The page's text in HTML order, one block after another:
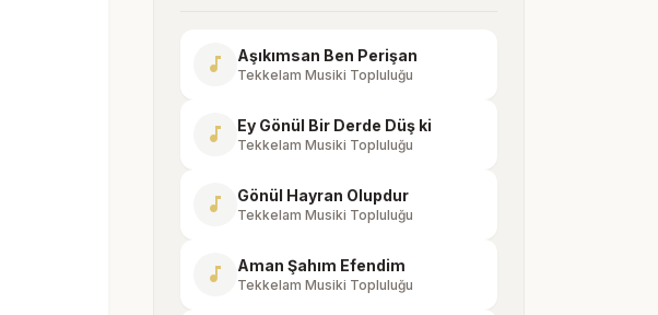
music_note Aşıkımsan Ben Perişan
Tekkelam Musiki Topluluğu
music_note Ey Gönül Bir Derde Düş ki
Tekkelam Musiki Topluluğu
music_note Gönül Hayran Olupdur
Tekkelam Musiki Topluluğu
music_note Aman Şahım Efendim
Tekkelam Musiki Topluluğu